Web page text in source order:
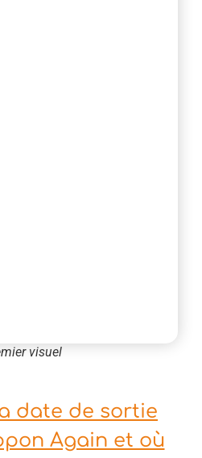
visuel
date de sortie
Again et où